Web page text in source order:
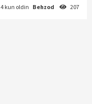
4 kun oldin Behzod 207